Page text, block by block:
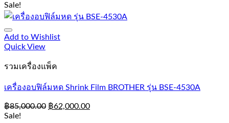
Sale!
Add to Wishlist
Quick View
รวมเครื่องแพ็ค
เครื่องอบฟิล์มหด Shrink Film BROTHER รุ่น BSE-4530A
฿85,000.00 ฿62,000.00
Sale!